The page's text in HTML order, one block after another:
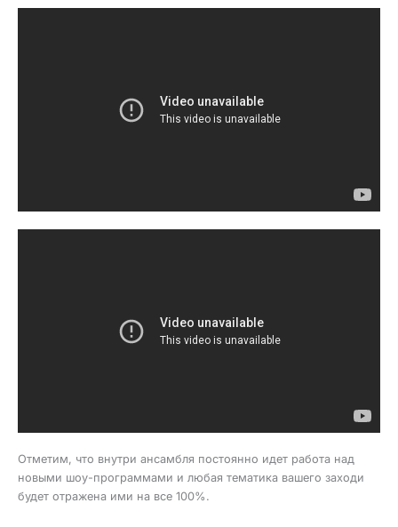
Отметим, что внутри ансамбля постоянно идет работа над
новыми шоу-программами и любая тематика вашего заходи
будет отражена ими на все 100%.